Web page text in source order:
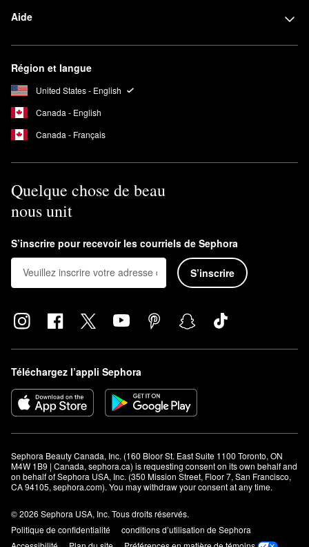
Aide
Région et langue
United States - English
Canada - English
Canada - Français
Quelque chose de beau
nous unit
S’inscrire pour recevoir les courriels de Sephora
S’inscrire
Téléchargez l’appli Sephora
Sephora Beauty Canada, Inc. (160 Bloor St. East Suite 1100 Toronto, ON
M4W 1B9 | Canada, sephora.ca) is requesting consent on its own behalf and
on behalf of Sephora USA, Inc. (350 Mission Street, Floor 7, San Francisco,
CA 94105, sephora.com). You may withdraw your consent at any time.
© 2026 Sephora USA, Inc. Tous droits réservés.
Politique de confidentialité
conditions d’utilisation de Sephora